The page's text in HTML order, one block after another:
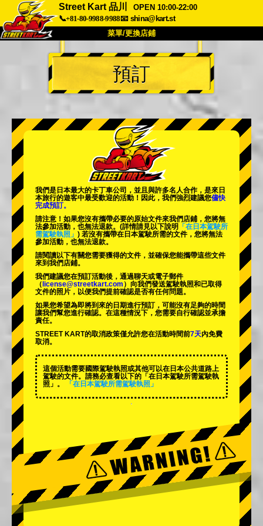
Street Kart 品川
OPEN 10:00-22:00
📞+81-80-9988-9988📧 shina@kart.st
菜單/更換店鋪
首頁
關於 規格 價格
公司 預訂
更換店鋪
東京秋葉原#2
東京澀谷附屬 東京灣
東京淺草 大阪
沖繩
預訂
我們是日本最大的卡丁車公司，並且與許多名人合作，是來日
本旅行的遊客中最受歡迎的活動 ！因此，我們強烈建議您儘快
完成預訂。
請注意！如果您沒有攜帶必要的原始文件來我們店鋪，您將無
法參加活動，也無法退款。 (詳情請見以下說明
「在日本駕駛所
需駕駛執照」 ) 若沒有攜帶在日本駕駛所需的文件，您將無法
參加活動，也無法退款。
請閱讀以下有關您需要獲得的文件，並確保您能攜帶這些文件
來到我們店鋪。
我們建議您在預訂活動後，通過聊天或電子郵件
（ license@streetkart.com ）向我們發送駕駛執照和已取得
文件的照片，以便我們提前確認是否有任何問題。
如果您希望為即將到來的日期進行預訂，可能沒有足夠的時間
讓我們幫您進行確認。在這種情況下，您需要自行確認並承擔
責任。
STREET KART的取消政策僅允許您在活動時間前7天內免費
取消。
這個活動需要國際駕駛執照或其他可以在日本公共道路上
駕駛的文件。請務必查看以下的「在日本駕駛所需駕駛執
照」。
「在日本駕駛所需駕駛執照」